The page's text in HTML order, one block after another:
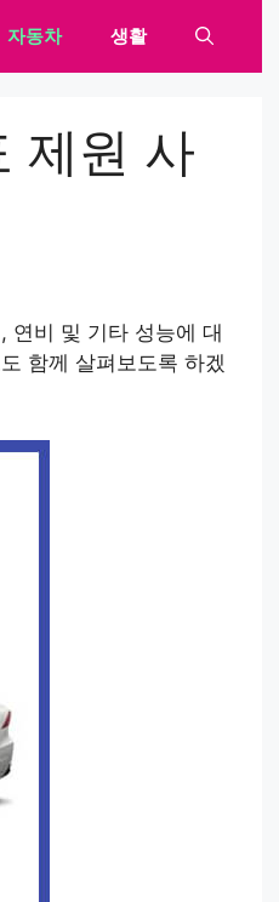
자동차 생활
제원 사
연비 및 기타 성능에 대
함께 살펴보도록 하겠